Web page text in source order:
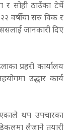
र सोही ठाउँका टेर्चे
वर्षीया सरु विक र
जानकारी दिए
प्रहरी कार्यालय
उद्धार कार्य
थप उपचारका
लैजाने तयारी